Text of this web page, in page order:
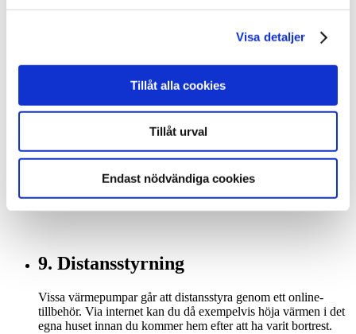
Visa detaljer
Tillåt alla cookies
Tillåt urval
Endast nödvändiga cookies
Hur lång tid det tar innan du har tjänat in
besparingar du kommer att göra. Här hjälper vi dig gärna att
8. Buller
omgivningen. De flesta människor störs normalt inte av
värmepumpsljudet.
Har du möjlighet att provlyssna en installerad anläggning så
gör gärna det.
9. Distansstyrning
Vissa värmepumpar går att distansstyra genom ett online-
tillbehör. Via internet kan du då exempelvis höja värmen i det
egna huset innan du kommer hem efter att ha varit bortrest.